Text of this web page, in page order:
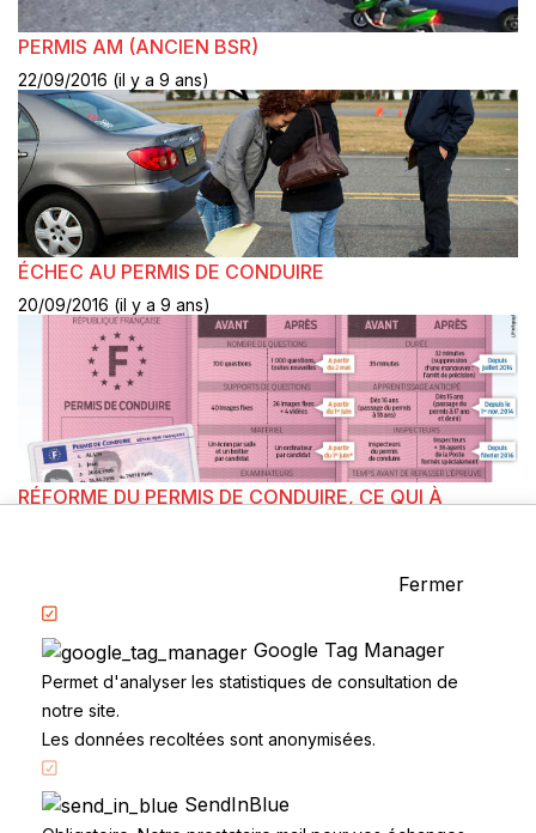
PERMIS AM (ANCIEN BSR)
22/09/2016 (il y a 9 ans)
ÉCHEC AU PERMIS DE CONDUIRE
20/09/2016 (il y a 9 ans)
RÉFORME DU PERMIS DE CONDUIRE, CE QUI À
Examen du permis
Questions fréquentes
Réglementation
Fermer
Google Tag Manager
Permet d'analyser les statistiques de consultation de
notre site.
Les données recoltées sont anonymisées.
SendInBlue